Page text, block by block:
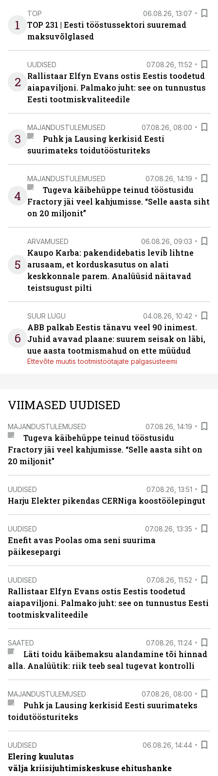
1
TOP 06.08.26, 13:07
TOP 231 | Eesti tööstussektori suuremad
maksuvõlglased
2
UUDISED 07.08.26, 11:52
Rallistaar Elfyn Evans ostis Eestis toodetud
aiapaviljoni. Palmako juht: see on tunnustus
Eesti tootmiskvaliteedile
3
MAJANDUSTULEMUSED 07.08.26, 08:00
Puhk ja Lausing kerkisid Eesti
suurimateks toidutöösturiteks
4
MAJANDUSTULEMUSED 07.08.26, 14:19
Tugeva käibehüppe teinud tööstusidu
Fractory jäi veel kahjumisse. “Selle aasta siht
on 20 miljonit”
5
ARVAMUSED 06.08.26, 09:03
Kaupo Karba: pakendidebatis levib lihtne
arusaam, et korduskasutus on alati
keskkonnale parem. Analüüsid näitavad
teistsugust pilti
6
SUUR LUGU 04.08.26, 10:42
ABB palkab Eestis tänavu veel 90 inimest.
Juhid avavad plaane: suurem seisak on läbi,
uue aasta tootmismahud on ette müüdud
Ettevõte muutis tootmistöötajate palgasüsteemi
VIIMASED UUDISED
MAJANDUSTULEMUSED 07.08.26, 14:19
Tugeva käibehüppe teinud tööstusidu
Fractory jäi veel kahjumisse. “Selle aasta siht on
20 miljonit”
UUDISED 07.08.26, 13:51
Harju Elekter pikendas CERNiga koostöölepingut
UUDISED 07.08.26, 13:35
Enefit avas Poolas oma seni suurima
päikesepargi
UUDISED 07.08.26, 11:52
Rallistaar Elfyn Evans ostis Eestis toodetud
aiapaviljoni. Palmako juht: see on tunnustus Eesti
tootmiskvaliteedile
SAATED 07.08.26, 11:24
Läti toidu käibemaksu alandamine tõi hinnad
alla. Analüütik: riik teeb seal tugevat kontrolli
MAJANDUSTULEMUSED 07.08.26, 08:00
Puhk ja Lausing kerkisid Eesti suurimateks
toidutöösturiteks
UUDISED 06.08.26, 14:44
Elering kuulutas
välja kriisijuhtimiskeskuse ehitushanke